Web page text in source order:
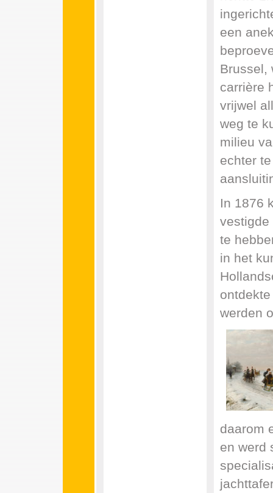
een
Brussel,
carrière
vrijwel
weg te
milieu
echter
In 1876
vestigde
te
in het
werden
daarom
en werd